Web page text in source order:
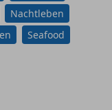
Nachtleben
Seafood